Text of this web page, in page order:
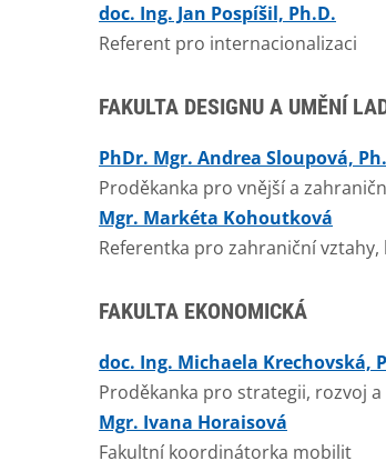
doc. Ing. Jan Pospíšil, Ph.D.
Referent pro internacionalizaci
FAKULTA DESIGNU A UMĚNÍ
PhDr. Mgr. Andrea Sloupová,
Proděkanka pro vnější a
Mgr. Markéta Kohoutková
Referentka pro zahraniční
FAKULTA EKONOMICKÁ
doc. Ing. Michaela Krechovská,
Proděkanka pro strategii, rozvoj
Mgr. Ivana Horaisová
Fakultní koordinátorka mobilit